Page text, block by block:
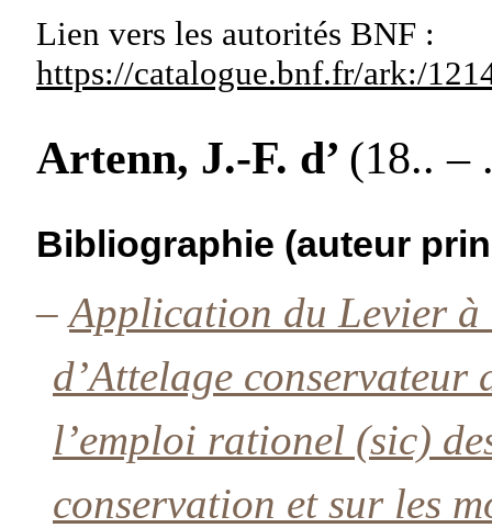
Lien vers les autorités BNF :
https://catalogue.bnf.fr/ark:/
Artenn, J.-F. d’ (18.. –
Bibliographie (auteur
–Application du Levier
d’Attelage
l’emploi rationel (sic)
conservation et sur les